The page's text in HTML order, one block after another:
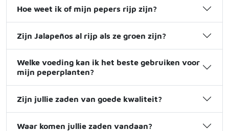
Hoe weet ik of mijn pepers rijp zijn?
Zijn Jalapeños al rijp als ze groen zijn?
Welke voeding kan ik het beste gebruiken voor
mijn peperplanten?
Zijn jullie zaden van goede kwaliteit?
Waar komen jullie zaden vandaan?